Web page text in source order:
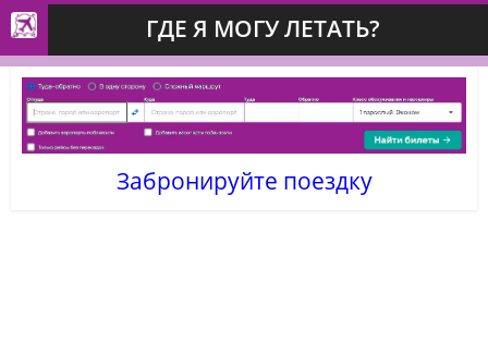
ГДЕ Я МОГУ ЛЕТАТЬ?
Забронируйте поездку